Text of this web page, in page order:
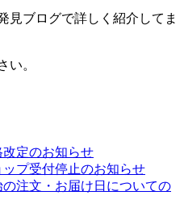
見ブログで詳しく紹介してま
い。
定のお知らせ
プ受付停止のお知らせ
の注文・お届け日についての